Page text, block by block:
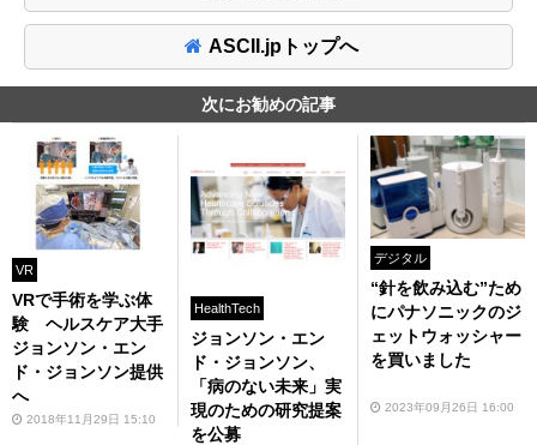
ASCII.jpトップへ
次にお勧めの記事
VR
VRで手術を学ぶ体
験 ヘルスケア大手
ジョンソン・エン
ド・ジョンソン提供
へ
2018年11月29日 15:10
HealthTech
ジョンソン・エン
ド・ジョンソン、
「病のない未来」実
現のための研究提案
を公募
デジタル
“針を飲み込む”ため
にパナソニックのジ
ェットウォッシャー
を買いました
2023年09月26日 16:00